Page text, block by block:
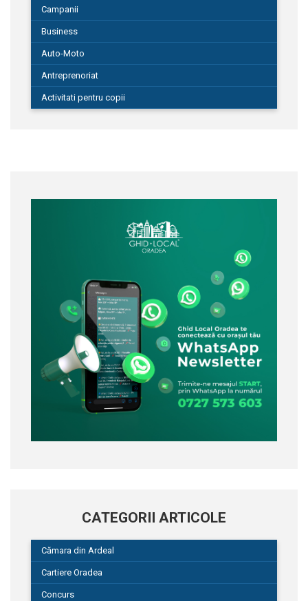
Campanii
Business
Auto-Moto
Antreprenoriat
Activitati pentru copii
CATEGORII ARTICOLE
Cămara din Ardeal
Cartiere Oradea
Concurs